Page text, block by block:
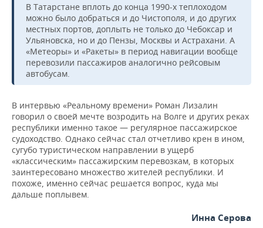
В Татарстане вплоть до конца 1990-х теплоходом
можно было добраться и до Чистополя, и до других
местных портов, доплыть не только до Чебоксар и
Ульяновска, но и до Пензы, Москвы и Астрахани. А
«Метеоры» и «Ракеты» в период навигации вообще
перевозили пассажиров аналогично рейсовым
автобусам.
В интервью «Реальному времени» Роман Лизалин
говорил о своей мечте возродить на Волге и других реках
республики именно такое — регулярное пассажирское
судоходство. Однако сейчас стал отчетливо крен в ином,
сугубо туристическом направлении в ущерб
«классическим» пассажирским перевозкам, в которых
заинтересовано множество жителей республики. И
похоже, именно сейчас решается вопрос, куда мы
дальше поплывем.
Инна Серова